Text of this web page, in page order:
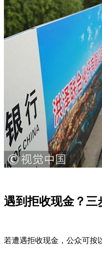
遇到拒收现金？三
若遭遇拒收现金，公众可按